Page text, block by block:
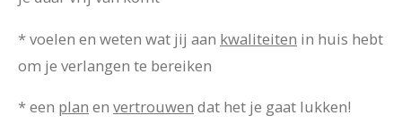
* voelen en weten wat jij aan kwaliteiten in huis hebt
om je verlangen te bereiken
*een plan en vertrouwen dat het je gaat lukken!